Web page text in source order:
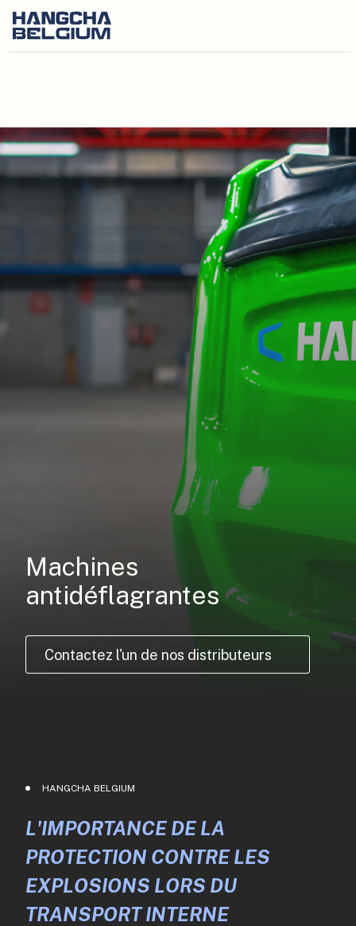
Machines
antidéflagrantes
Contactez l'un de nos distributeurs
HANGCHA BELGIUM
L'IMPORTANCE DE LA
PROTECTION CONTRE LES
EXPLOSIONS LORS DU
TRANSPORT INTERNE